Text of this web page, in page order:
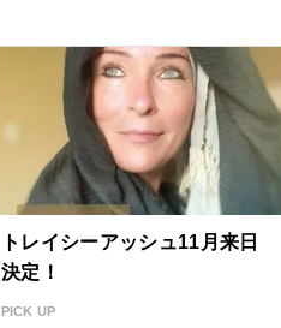
トレイシーアッシュ11月来日
決定！
PICK UP